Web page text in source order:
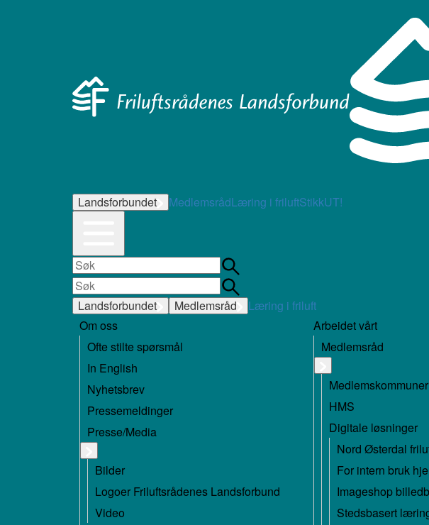
Landsforbundet MedlemsrådLæring i friluftStikkUT!
Landsforbundet Medlemsråd
Læring i friluft
Om oss
Ofte stilte spørsmål
In English
Nyhetsbrev
Pressemeldinger
Presse/Media
Bilder
Logoer Friluftsrådenes Landsforbund
Video
Arbeidet vårt
Medlemsråd
Medlemskommuner
HMS
Digitale løsninger
Nord Østerdal
For intern bruk
Imageshop
Stedsbasert